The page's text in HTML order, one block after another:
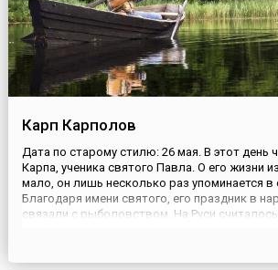
Карп Карполов
Дата по старому стилю: 26 мая. В этот день
Карпа, ученика святого Павла. О его жизни
мало, он лишь несколько раз упоминается в
Благодаря имени святого, его праздник в
связали с рыболовством. На Руси